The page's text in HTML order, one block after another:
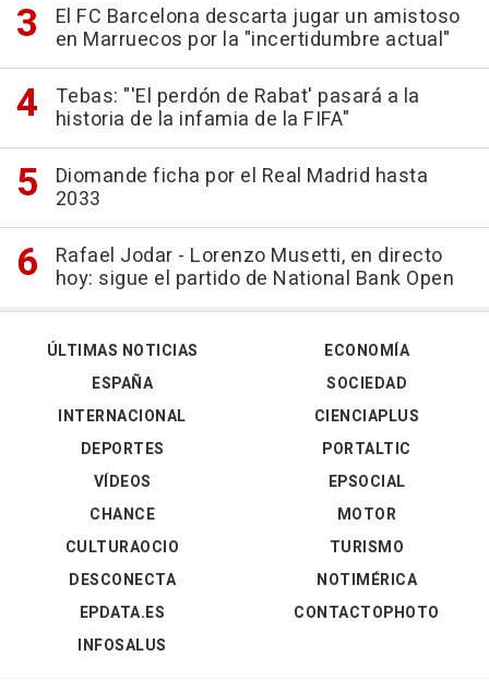
El FC Barcelona descarta jugar un amistoso
en Marruecos por la "incertidumbre actual"
Tebas: "'El perdón de Rabat' pasará a la
historia de la infamia de la FIFA"
Diomande ficha por el Real Madrid hasta
2033
Rafael Jodar - Lorenzo Musetti, en directo
hoy: sigue el partido de National Bank Open
ÚLTIMAS NOTICIAS
ESPAÑA
INTERNACIONAL
DEPORTES
VÍDEOS
ECONOMÍA
SOCIEDAD
CIENCIAPLUS
PORTALTIC
EPSOCIAL
CHANCE
CULTURAOCIO
DESCONECTA
EPDATA.ES
INFOSALUS
MOTOR
TURISMO
NOTIMÉRICA
CONTACTOPHOTO